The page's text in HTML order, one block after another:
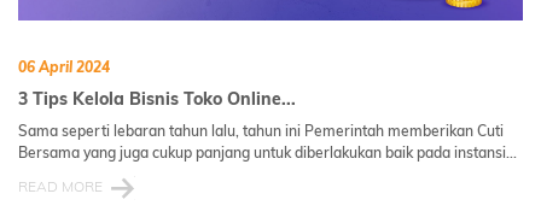
06 April 2024
3 Tips Kelola Bisnis Toko Online...
Sama seperti lebaran tahun lalu, tahun ini Pemerintah memberikan Cuti
Bersama yang juga cukup panjang untuk diberlakukan baik pada instansi...
READ MORE